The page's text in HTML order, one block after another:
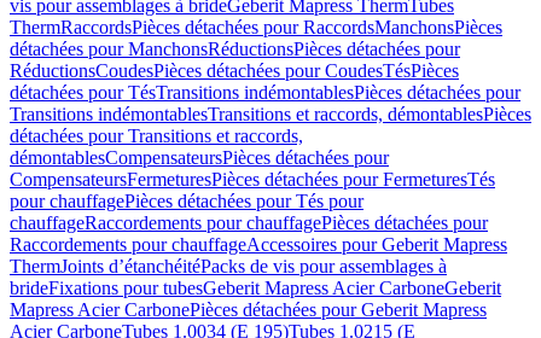
vis pour assemblages à brideGeberit Mapress ThermTubes
ThermRaccordsPièces détachées pour RaccordsManchonsPièces
détachées pour ManchonsRéductionsPièces détachées pour
RéductionsCoudesPièces détachées pour CoudesTésPièces
détachées pour TésTransitions indémontablesPièces détachées pour
Transitions indémontablesTransitions et raccords, démontablesPièces
détachées pour Transitions et raccords,
démontablesCompensateursPièces détachées pour
CompensateursFermeturesPièces détachées pour FermeturesTés
pour chauffagePièces détachées pour Tés pour
chauffageRaccordements pour chauffagePièces détachées pour
Raccordements pour chauffageAccessoires pour Geberit Mapress
ThermJoints d’étanchéitéPacks de vis pour assemblages à
brideFixations pour tubesGeberit Mapress Acier CarboneGeberit
Mapress Acier CarbonePièces détachées pour Geberit Mapress
Acier CarboneTubes 1.0034 (E 195)Tubes 1.0215 (E